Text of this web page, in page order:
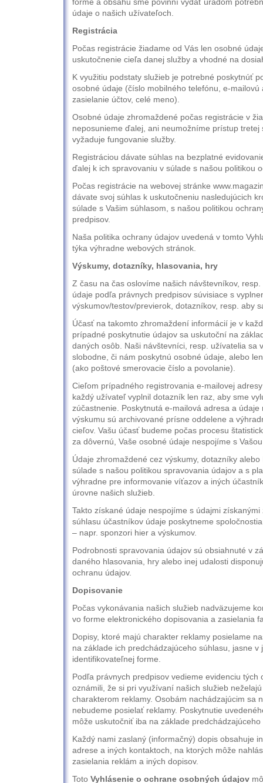
údaje o našich užívateľoch.
Registrácia
Počas registrácie žiadame od Vás len osobné
uskutočnenie cieľa danej služby a vhodné na
K využitiu podstaty služieb je potrebné poskytnúť
osobné údaje (číslo mobilného telefónu, e-mailovú
zasielanie účtov, celé meno).
Osobné údaje zhromaždené počas registrácie v
neposunieme ďalej, ani neumožníme prístup tretej
vyžaduje fungovanie služby.
Registráciou dávate súhlas na bezplatné
ďalej k ich spravovaniu v súlade s našou politikou
Počas registrácie na webovej stránke
dávate svoj súhlas k uskutočneniu nasledujúcich
súlade s Vašim súhlasom, s našou politikou
predpisov.
Naša politika ochrany údajov uvedená v tomto
týka výhradne webových stránok.
Výskumy, dotazníky, hlasovania, hry
Z času na čas oslovíme našich návštevníkov,
údaje podľa právnych predpisov súvisiace s
výskumov/testov/previerok, dotazníkov, resp. aby
Účasť na takomto zhromaždení informácií je v
prípadné poskytnutie údajov sa uskutoční na
daných osôb. Naši návštevníci, resp. užívatelia sa
slobodne, či nám poskytnú osobné údaje, alebo
(ako poštové smerovacie číslo a povolanie).
Cieľom prípadného registrovania e-mailovej
každý užívateľ vyplnil dotazník len raz, aby sme
zúčastnenie. Poskytnutá e-mailová adresa a údaje
výskumu sú archivované prísne oddelene a
cieľov. Vašu účasť budeme počas procesu
za dôvernú, Vaše osobné údaje nespojíme s
Údaje zhromaždené cez výskumy, dotazníky
súlade s našou politikou spravovania údajov a s
výhradne pre informovanie víťazov a iných
úrovne našich služieb.
Takto získané údaje nespojíme s údajmi
súhlasu účastníkov údaje poskytneme
– napr. sponzori hier a výskumov.
Podrobnosti spravovania údajov sú obsiahnuté v
daného hlasovania, hry alebo inej udalosti
ochranu údajov.
Dopisovanie
Počas vykonávania našich služieb nadväzujeme
vo forme elektronického dopisovania a zasielania
Dopisy, ktoré majú charakter reklamy posielame
na základe ich predchádzajúceho súhlasu, jasne v
identifikovateľnej forme.
Podľa právnych predpisov vedieme evidenciu tých
oznámili, že si pri využívaní našich služieb
charakterom reklamy. Osobám nachádzajúcim sa
nebudeme posielať reklamy. Poskytnutie
môže uskutočniť iba na základe
Každý nami zaslaný (informačný) dopis obsahuje
adrese a iných kontaktoch, na ktorých môže
zasielania reklám a iných dopisov.
Toto Vyhlásenie o ochrane osobných údajov